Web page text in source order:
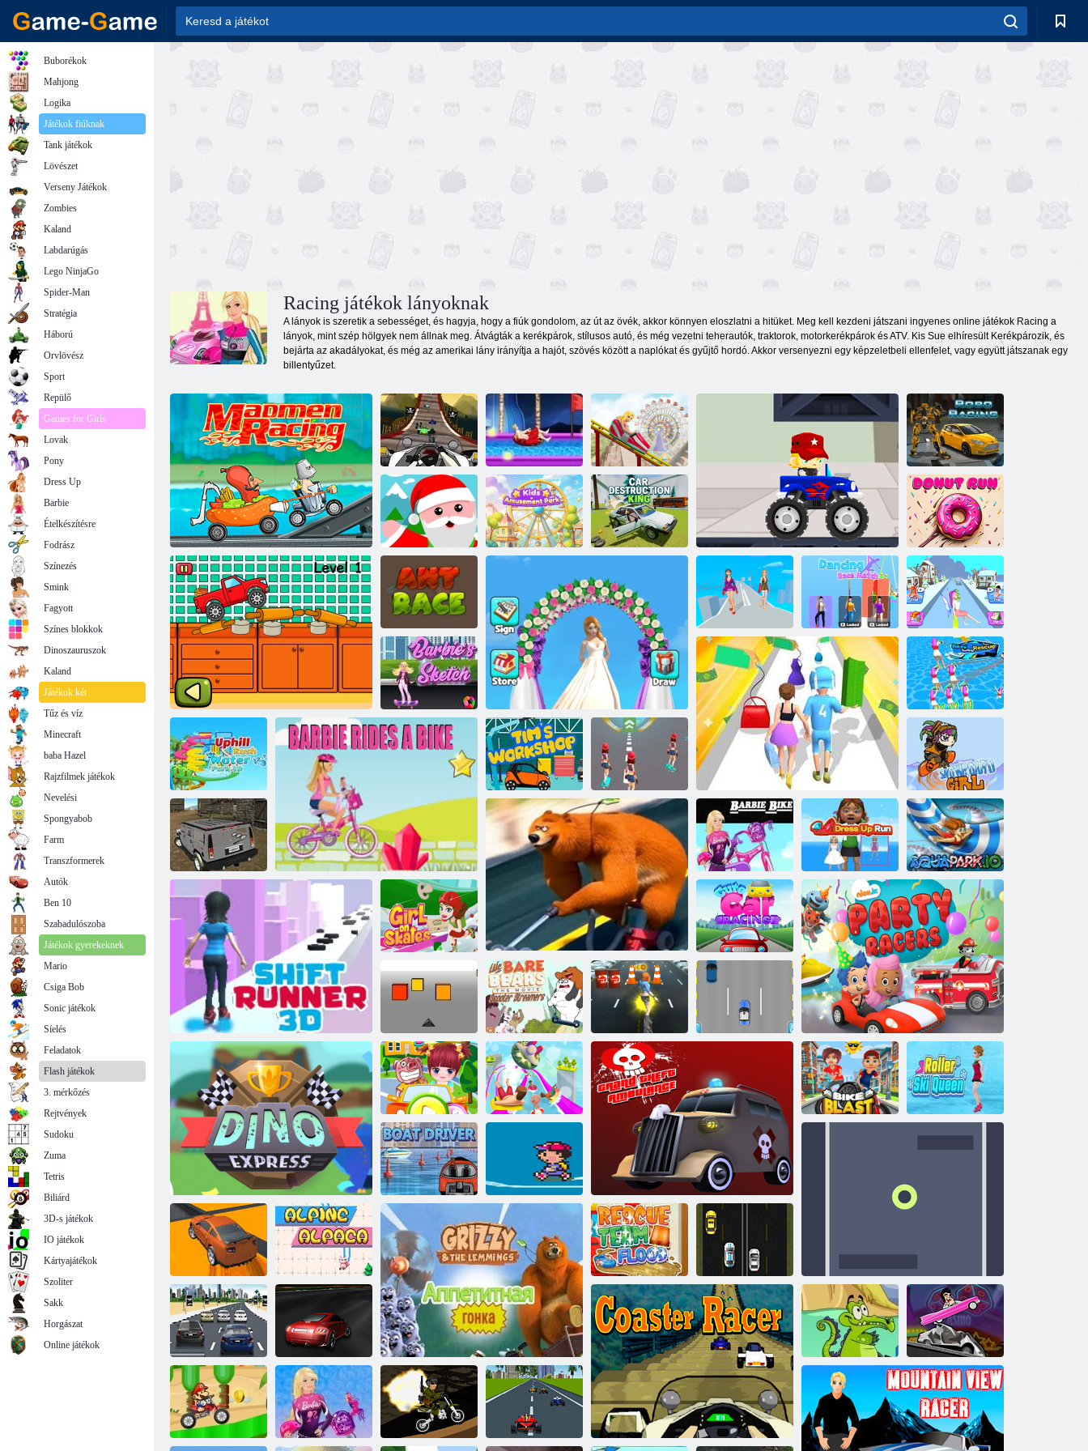
Racing játékok lányoknak
A lányok is szeretik a sebességet, és hagyja, hogy a fiúk gondolom, az út az övék, akkor könnyen eloszlatni a hitüket. Meg kell kezdeni játszani ingyenes online játékok Racing a
lányok, mint szép hölgyek nem állnak meg. Átvágták a kerékpárok, stílusos autó, és még vezetni teherautók, traktorok, motorkerékpárok és ATV. Kis Sue elhíresült Kerékpározik, és
bejárta az akadályokat, és még az amerikai lány irányítja a hajót, szövés között a naplókat és gyűjtő hordó. Akkor versenyezni egy képzeletbeli ellenfelet, vagy együtt játszanak egy
billentyűzet.
Őrültek Racing
Alapcsontos
versenyző 2
Uphill Rush 7
vízipark
Izgalmas
rohanás 5
Truck utazás
Robo verseny
Mikulás
Gyerek
Vidámpark
Apró szállítás
Autópusztító
király
Fánkfutás
Hangya verseny
Hídverseny esküvői mester
Divatcsata
Táncverseny
mérkőzés
Építs egy gazdag
királynőt
Pénz Méz ösvény
Barbie vázlata
Bikini szörfözés
mentés
Uphill Rush
Water Park 3D
BARBIE KERÉKPÁRON lovagol
Tim műhelye Turbó lány Snowboard lány
Lemmings üldözése
Offroad Jeep
vezetési
szimulációs
játékok
Barbie motoros Öltöztetős futás
Shift Runner 3D
Aquapark IO
Pizza mánia:
Egy lány
Aranyos
autóversenyzés
Kubefield
Mi csupasz
medvék:
robogók
Skater lány
Dino Express
Expressz autó
Vose! Autóm
Csúszós
vízlemezek
Aquapark. IO
Nagy lopás mentőautó
Csónakvezető
Alagút verseny
Ness
Korcsolyázás
Extrém Mega
Ramp Race
Alpesi Alpaka
Mentőcsoport
árvíz
FBI Zaklatás
3D-futam
3D-s verseny az
Audi
Mocsaras
Motorcsónak
Race
Heavy Las
Vegas
Buborékok
Mahjong
Logika
Játékok fiúknak
Tank játékok
Lövészet
Verseny Játékok
Zombies
Kaland
Labdarúgás
Lego NinjaGo
Spider-Man
Stratégia
Háború
Orvlövész
Sport
Repülő
Games for Girls
Lovak
Pony
Dress Up
Barbie
Ételkészítésre
Fodrász
Színezés
Smink
Fagyott
Színes blokkok
Dinoszauruszok
Kaland
Játékok két
Tűz és víz
Minecraft
baba Hazel
Rajzfilmek játékok
Nevelési
Spongyabob
Farm
Transzformerek
Autók
Ben 10
Szabadulószoba
Játékok gyerekeknek
Mario
Csiga Bob
Sonic játékok
Síelés
Feladatok
Flash játékok
3. mérkőzés
Rejtvények
Sudoku
Zuma
Tetris
Biliárd
3D-s játékok
IO játékok
Kártyajátékok
Szoliter
Sakk
Horgászat
Online játékok